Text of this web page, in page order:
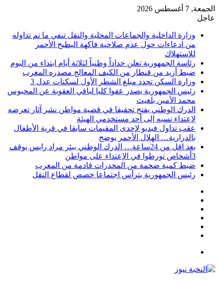
الجمعة, 7 أغسطس 2026
عاجل
وزارة الداخلية والجماعات المحلية والنقل تنفي ما تم تداوله
من ادعاءات حول عدم صلاحية فاكهة البطيخ الأحمر
للاستهلاك
رئاسة الجمهورية تعلن حداداً وطنياً لثلاثة أيام ابتداء من اليوم
ضبط أزيد من قنطار من الكيف المعالج مصدره المغرب
وزارة السكن تحدد مبلغ الشطر الأول لسكنات عدل 3
رئيس الجمهورية يصدر عفوا كليا لباقي العقوبة عن المحبوس
محمد الأمين بلغيث
الدرك الوطني يفتح تحقيقا في قضية مواطن نشر آثار تعرضه
لاعتداء نسبه إلى أحد مستخدمي الهيئة
عقب تداول فيديو لإحدى المقيمات سابقا في قرية الأطفال
بالدرارية… الهلال الأحمر يوضح
بعد اقل من 24ساعة… الدرك الوطني ببئر مراد رايس يوقف
3أشخاص تورطوا في الإعتداء على مواطن
ضبط كمية ضخمة من المخدرات قادمة من المغرب
رئيس الجمهورية يترأس اجتماعا خصص لقطاع النقل